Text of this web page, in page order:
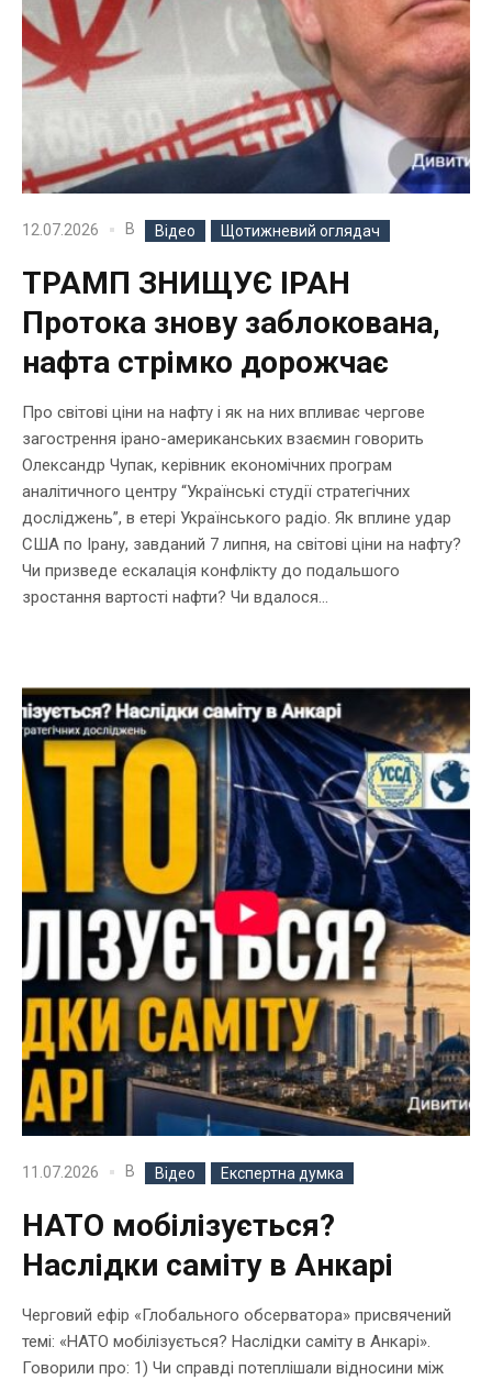
12.07.2026 В Відео Щотижневий оглядач
ТРАМП ЗНИЩУЄ ІРАН
Протока знову заблокована,
нафта стрімко дорожчає
Про світові ціни на нафту і як на них впливає чергове
загострення ірано-американських взаємин говорить
Олександр Чупак, керівник економічних програм
аналітичного центру “Українські студії стратегічних
досліджень”, в етері Українського радіо. Як вплине удар
США по Ірану, завданий 7 липня, на світові ціни на нафту?
Чи призведе ескалація конфлікту до подальшого
зростання вартості нафти? Чи вдалося...
11.07.2026 В Відео Експертна думка
НАТО мобілізується?
Наслідки саміту в Анкарі
Черговий ефір «Глобального обсерватора» присвячений
темі: «НАТО мобілізується? Наслідки саміту в Анкарі».
Говорили про: 1) Чи справді потеплішали відносини між